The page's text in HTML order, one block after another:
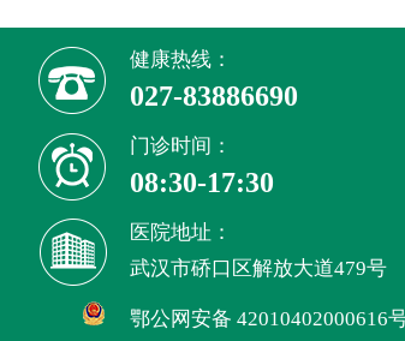
健康热线：
027-83886690
门诊时间：
08:30-17:30
医院地址：
武汉市硚口区解放大道479号
鄂公网安备 42010402000616